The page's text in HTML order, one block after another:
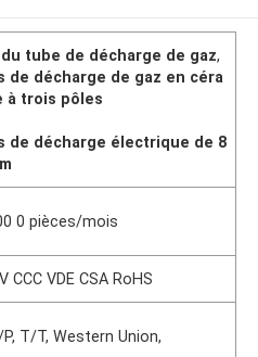
tube de décharge de gaz,
de décharge de gaz en céra
à trois pôles
de décharge électrique de 8
0 pièces/mois
CCC VDE CSA RoHS
P, T/T, Western Union,